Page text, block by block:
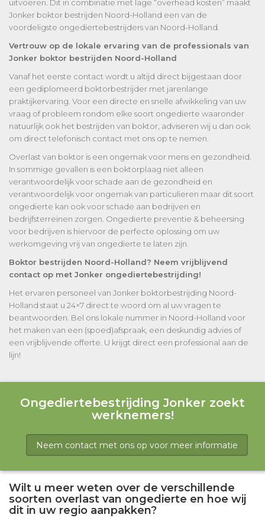
uitvoeren. Dit in combinatie met lage “overhead kosten” maakt
Jonker boktor bestrijden Noord-Holland een van de
voordeligste ongediertebestrijders van Noord-Holland.
Vertrouw op de lokale ervaring van de professionals van
Jonker boktor bestrijden Noord-Holland
Vanaf het eerste contact wordt u altijd direct bijgestaan door
een gediplomeerd boktorbestrijder met jarenlange
praktijkervaring. Voor een directe en snelle afwikkeling van uw
vraag of probleem rondom elke soort ongedierte waaronder
natuurlijk ook het bestrijden van boktor, adviseren wij u dan ook
om direct telefonisch contact met ons op te nemen.
Overlast van boktor is een ongemak voor mens en gezondheid.
In sommige gevallen is een boktorplaag niet alleen
verantwoordelijk voor schade aan de gezondheid en
verantwoordelijk voor ongemak van particulieren maar dit soort
ongedierte kan ook voor schade aan bedrijven en
bedrijfsterreinen zorgen. Ongedierte preventie & beheersing
voor bedrijven is hiervoor de perfecte oplossing om uw
werkomgeving vrij van ongedierte te laten zijn.
Boktor bestrijden Noord-Holland? Neem vrijblijvend
contact op met Jonker ongediertebestrijding!
Het ervaren personeel van Jonker boktorbestrijding Noord-
Holland staat u 24×7 direct te woord om al uw vragen te
beantwoorden. Bel ons lokale nummer in Noord-Holland voor
het maken van een (spoed)afspraak, een deskundig advies of
een vrijblijvende offerte. U krijgt direct een professional aan de
lijn!
Ongediertebestrijding Jonker zoekt
werknemers!
Neem contact met ons op voor meer informatie
Wilt u meer weten over de verschillende
soorten overlast van ongedierte en hoe wij
dit in uw regio aanpakken?